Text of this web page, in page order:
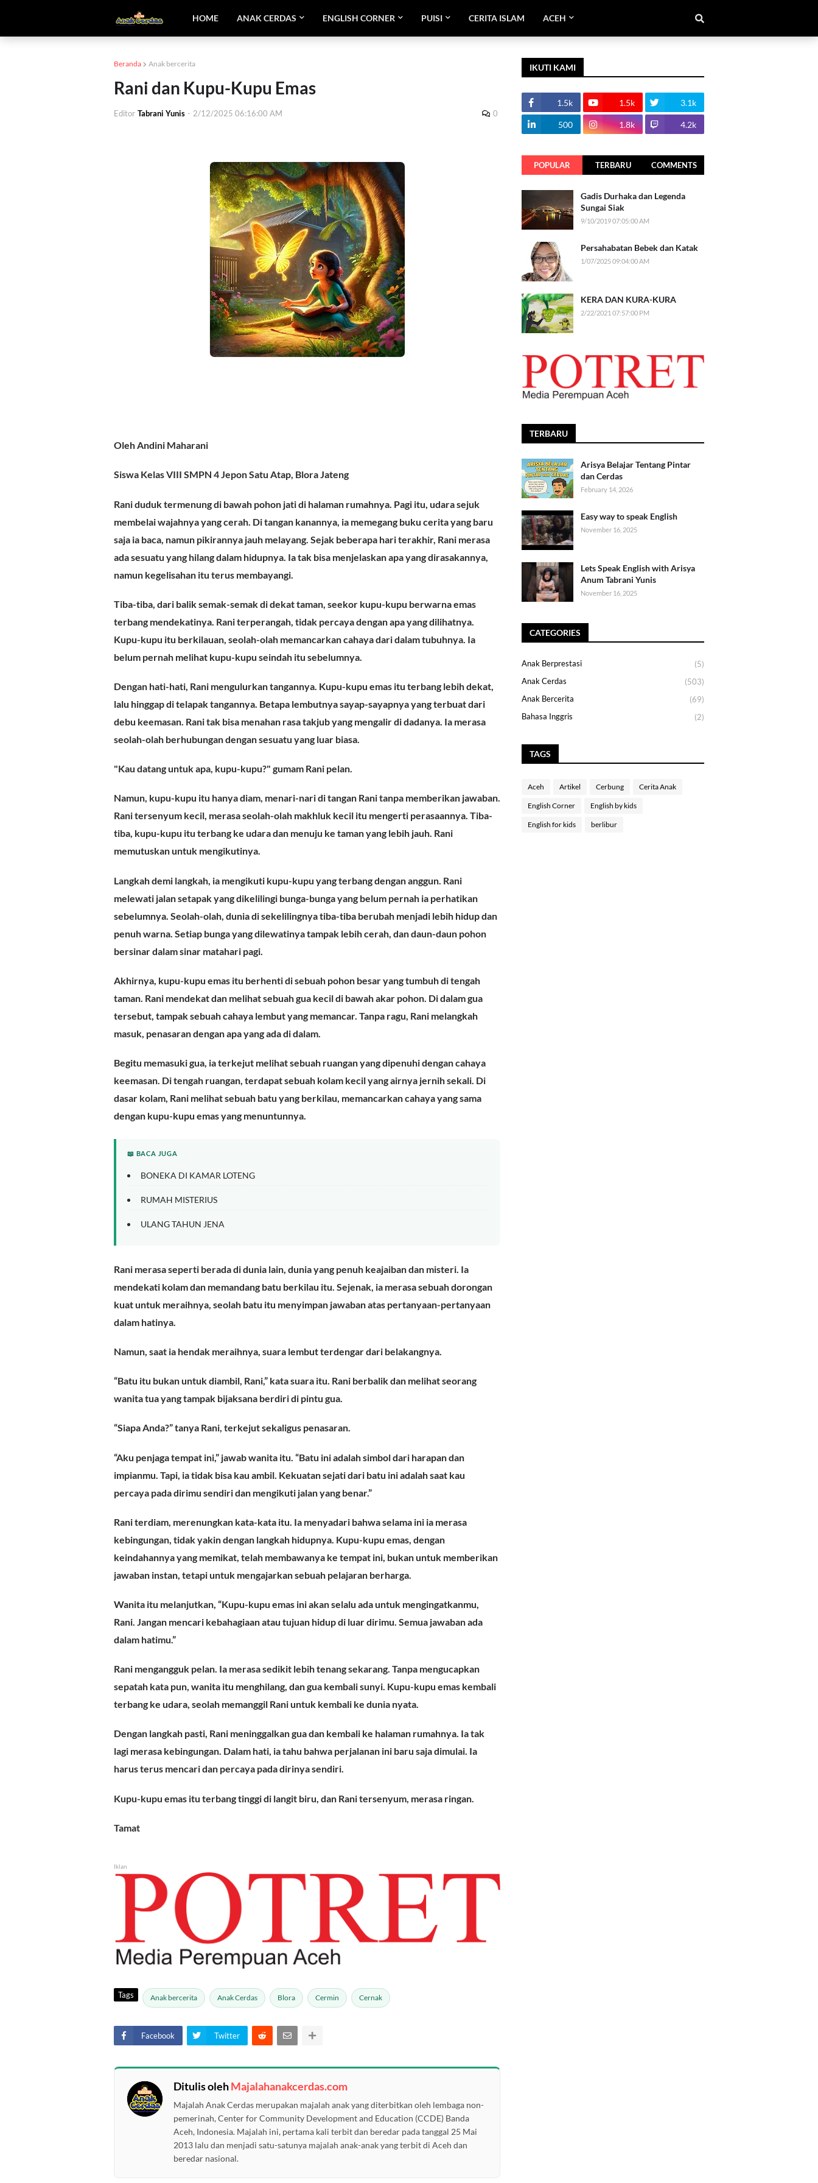
HOME ANAK CERDAS ENGLISH CORNER PUISI CERITA ISLAM ACEH
Beranda Anak bercerita
Rani dan Kupu-Kupu Emas
Editor Tabrani Yunis - 2/12/2025 06:16:00 AM 0
Oleh Andini Maharani
Siswa Kelas VIII SMPN 4 Jepon Satu Atap, Blora Jateng
Rani duduk termenung di bawah pohon jati di halaman rumahnya. Pagi itu, udara sejuk
membelai wajahnya yang cerah. Di tangan kanannya, ia memegang buku cerita yang baru
saja ia baca, namun pikirannya jauh melayang. Sejak beberapa hari terakhir, Rani merasa
ada sesuatu yang hilang dalam hidupnya. Ia tak bisa menjelaskan apa yang dirasakannya,
namun kegelisahan itu terus membayangi.
Tiba-tiba, dari balik semak-semak di dekat taman, seekor kupu-kupu berwarna emas
terbang mendekatinya. Rani terperangah, tidak percaya dengan apa yang dilihatnya.
Kupu-kupu itu berkilauan, seolah-olah memancarkan cahaya dari dalam tubuhnya. Ia
belum pernah melihat kupu-kupu seindah itu sebelumnya.
Dengan hati-hati, Rani mengulurkan tangannya. Kupu-kupu emas itu terbang lebih dekat,
lalu hinggap di telapak tangannya. Betapa lembutnya sayap-sayapnya yang terbuat dari
debu keemasan. Rani tak bisa menahan rasa takjub yang mengalir di dadanya. Ia merasa
seolah-olah berhubungan dengan sesuatu yang luar biasa.
"Kau datang untuk apa, kupu-kupu?" gumam Rani pelan.
Namun, kupu-kupu itu hanya diam, menari-nari di tangan Rani tanpa memberikan jawaban.
Rani tersenyum kecil, merasa seolah-olah makhluk kecil itu mengerti perasaannya. Tiba-
tiba, kupu-kupu itu terbang ke udara dan menuju ke taman yang lebih jauh. Rani
memutuskan untuk mengikutinya.
Langkah demi langkah, ia mengikuti kupu-kupu yang terbang dengan anggun. Rani
melewati jalan setapak yang dikelilingi bunga-bunga yang belum pernah ia perhatikan
sebelumnya. Seolah-olah, dunia di sekelilingnya tiba-tiba berubah menjadi lebih hidup dan
penuh warna. Setiap bunga yang dilewatinya tampak lebih cerah, dan daun-daun pohon
bersinar dalam sinar matahari pagi.
Akhirnya, kupu-kupu emas itu berhenti di sebuah pohon besar yang tumbuh di tengah
taman. Rani mendekat dan melihat sebuah gua kecil di bawah akar pohon. Di dalam gua
tersebut, tampak sebuah cahaya lembut yang memancar. Tanpa ragu, Rani melangkah
masuk, penasaran dengan apa yang ada di dalam.
Begitu memasuki gua, ia terkejut melihat sebuah ruangan yang dipenuhi dengan cahaya
keemasan. Di tengah ruangan, terdapat sebuah kolam kecil yang airnya jernih sekali. Di
dasar kolam, Rani melihat sebuah batu yang berkilau, memancarkan cahaya yang sama
dengan kupu-kupu emas yang menuntunnya.
📖 BACA JUGA
BONEKA DI KAMAR LOTENG
RUMAH MISTERIUS
ULANG TAHUN JENA
Rani merasa seperti berada di dunia lain, dunia yang penuh keajaiban dan misteri. Ia
mendekati kolam dan memandang batu berkilau itu. Sejenak, ia merasa sebuah dorongan
kuat untuk meraihnya, seolah batu itu menyimpan jawaban atas pertanyaan-pertanyaan
dalam hatinya.
Namun, saat ia hendak meraihnya, suara lembut terdengar dari belakangnya.
“Batu itu bukan untuk diambil, Rani,” kata suara itu. Rani berbalik dan melihat seorang
wanita tua yang tampak bijaksana berdiri di pintu gua.
“Siapa Anda?” tanya Rani, terkejut sekaligus penasaran.
“Aku penjaga tempat ini,” jawab wanita itu. “Batu ini adalah simbol dari harapan dan
impianmu. Tapi, ia tidak bisa kau ambil. Kekuatan sejati dari batu ini adalah saat kau
percaya pada dirimu sendiri dan mengikuti jalan yang benar.”
Rani terdiam, merenungkan kata-kata itu. Ia menyadari bahwa selama ini ia merasa
kebingungan, tidak yakin dengan langkah hidupnya. Kupu-kupu emas, dengan
keindahannya yang memikat, telah membawanya ke tempat ini, bukan untuk memberikan
jawaban instan, tetapi untuk mengajarkan sebuah pelajaran berharga.
Wanita itu melanjutkan, “Kupu-kupu emas ini akan selalu ada untuk mengingatkanmu,
Rani. Jangan mencari kebahagiaan atau tujuan hidup di luar dirimu. Semua jawaban ada
dalam hatimu.”
Rani mengangguk pelan. Ia merasa sedikit lebih tenang sekarang. Tanpa mengucapkan
sepatah kata pun, wanita itu menghilang, dan gua kembali sunyi. Kupu-kupu emas kembali
terbang ke udara, seolah memanggil Rani untuk kembali ke dunia nyata.
Dengan langkah pasti, Rani meninggalkan gua dan kembali ke halaman rumahnya. Ia tak
lagi merasa kebingungan. Dalam hati, ia tahu bahwa perjalanan ini baru saja dimulai. Ia
harus terus mencari dan percaya pada dirinya sendiri.
Kupu-kupu emas itu terbang tinggi di langit biru, dan Rani tersenyum, merasa ringan.
Tamat
Iklan
Tags Anak bercerita Anak Cerdas Blora Cermin Cernak
Facebook Twitter
Ditulis olehMajalahanakcerdas.com
Majalah Anak Cerdas merupakan majalah anak yang diterbitkan oleh lembaga non-
pemerinah, Center for Community Development and Education (CCDE) Banda
Aceh, Indonesia. Majalah ini, pertama kali terbit dan beredar pada tanggal 25 Mai
2013 lalu dan menjadi satu-satunya majalah anak-anak yang terbit di Aceh dan
beredar nasional.
IKUTI KAMI
1.5k 1.5k 3.1k
500 1.8k 4.2k
POPULAR TERBARU COMMENTS
Gadis Durhaka dan Legenda
Sungai Siak
9/10/2019 07:05:00 AM
Persahabatan Bebek dan Katak
1/07/2025 09:04:00 AM
KERA DAN KURA-KURA
2/22/2021 07:57:00 PM
TERBARU
Arisya Belajar Tentang Pintar
dan Cerdas
February 14, 2026
Easy way to speak English
November 16, 2025
Lets Speak English with Arisya
Anum Tabrani Yunis
November 16, 2025
CATEGORIES
Anak Berprestasi
(5)
Anak Cerdas
(503)
Anak Bercerita
(69)
Bahasa Inggris
(2)
TAGS
Aceh Artikel Cerbung Cerita Anak
English Corner English by kids
English for kids berlibur